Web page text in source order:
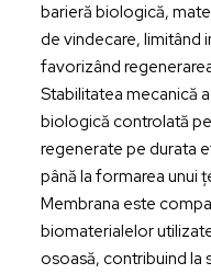
barieră biologică,
de vindecare, limitând
favorizând
Stabilitatea mecanică
biologică controlată
regenerate pe durata
până la formarea unui
Membrana este
biomaterialelor
osoasă, contribuind la